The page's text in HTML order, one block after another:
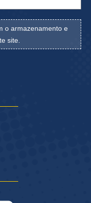
o armazenamento e
site.